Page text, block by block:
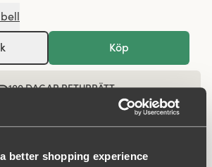
better shopping experience
Köp
100 DAGAR RETURRÄTT
och slät design i boxermodell. En